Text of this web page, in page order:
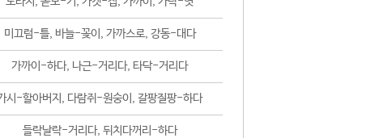
미끄럼-틀, 바늘-꽂이, 가까스로, 강동-대다
가까이-하다, 나근-거리다, 타닥-거리다
시-할아버지, 다람쥐-원숭이, 갈팡질팡-하다
들락날락-거리다, 뒤치다꺼리-하다